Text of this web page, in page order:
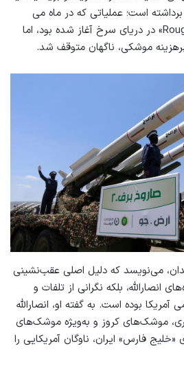
برداشته است؛ عملیاتی که در ماه می
۲۰۲۵ تحت عنوان «Rough Rider» در دریای سرخ آغاز شده بود، اما
موشکی، ناگهان متوقف شد.
می‌نویسد که دلیل اصلی عقب‌نشینی
انصارالله، بلکه نگرانی از تلفات و
بوده است. به گفته او، انصارالله
موشک‌های کروز و به‌ویژه موشک‌های
فارس» ایران، ناوگان آمریکایی را